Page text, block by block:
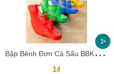
B
ập Bênh Đơn Cá Sấu BBKB27 Dochoikinhbac – Thiết Kế Ngộ Nghĩnh Cho Bé
1₫